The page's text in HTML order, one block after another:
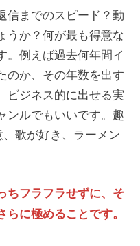
信までのスピード？動
うか？何が最も得意な
。例えば過去何年間イ
のか、その年数を出す
ビジネス的に出せる実
ンルでもいいです。趣
歌が好き、ラーメン
ちフラフラせずに、そ
に極めることです。